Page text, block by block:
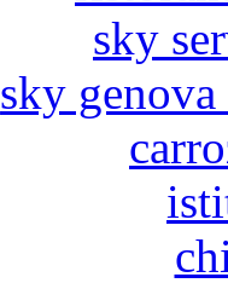
sky
sky